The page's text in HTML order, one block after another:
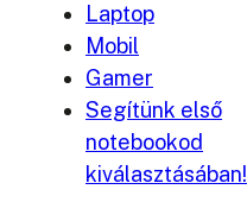
Laptop
Mobil
Gamer
Segítünk első
notebookod
kiválasztásában!